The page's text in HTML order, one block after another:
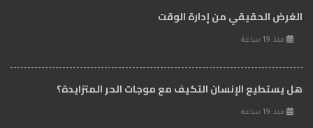
الغرض الحقيقي من إدارة الوقت
منذ 19 ساعة
هل يستطيع الإنسان التكيف مع موجات الحر المتزايدة؟
منذ 19 ساعة